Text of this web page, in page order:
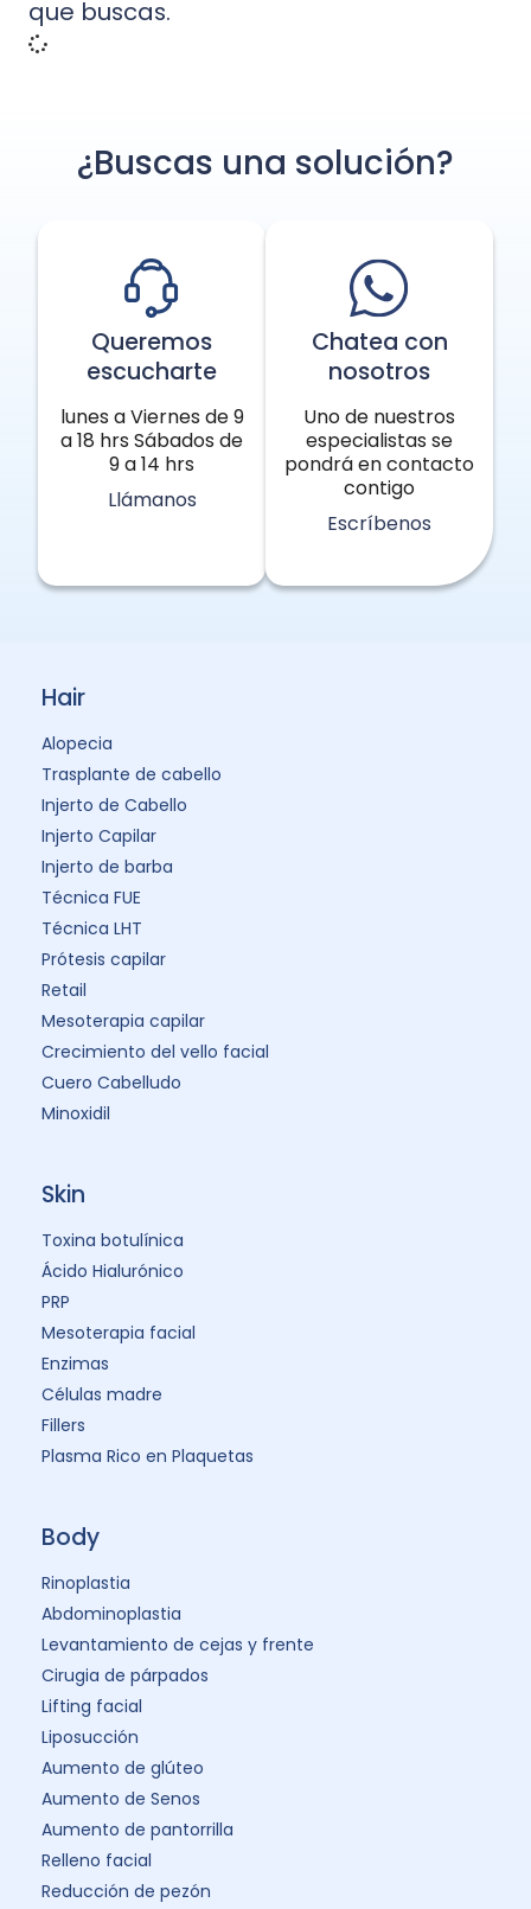
que buscas.
¿Buscas una solución?
Queremos
escucharte
lunes a Viernes de 9
a 18 hrs Sábados de
9 a 14 hrs
Llámanos
Chatea con
nosotros
Uno de nuestros
especialistas se
pondrá en contacto
contigo
Escríbenos
Hair
Alopecia
Trasplante de cabello
Injerto de Cabello
Injerto Capilar
Injerto de barba
Técnica FUE
Técnica LHT
Prótesis capilar
Retail
Mesoterapia capilar
Crecimiento del vello facial
Cuero Cabelludo
Minoxidil
Skin
Toxina botulínica
Ácido Hialurónico
PRP
Mesoterapia facial
Enzimas
Células madre
Fillers
Plasma Rico en Plaquetas
Body
Rinoplastia
Abdominoplastia
Levantamiento de cejas y frente
Cirugia de párpados
Lifting facial
Liposucción
Aumento de glúteo
Aumento de Senos
Aumento de pantorrilla
Relleno facial
Reducción de pezón